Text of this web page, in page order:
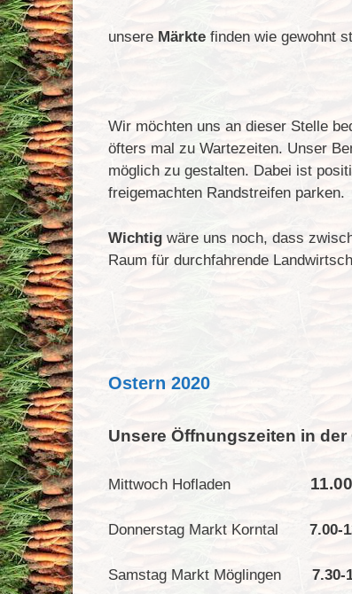
unsere Märkte finden wie gewohnt
Wir möchten uns an dieser Stelle
öfters mal zu Wartezeiten. Unser
möglich zu gestalten. Dabei ist
freigemachten Randstreifen parken.
Wichtig wäre uns noch, dass
Raum für durchfahrende
Ostern 2020
Unsere Öffnungszeiten in der
Mittwoch Hofladen 11.00
Donnerstag Markt Korntal 7.00-
Samstag Markt Möglingen 7.30-